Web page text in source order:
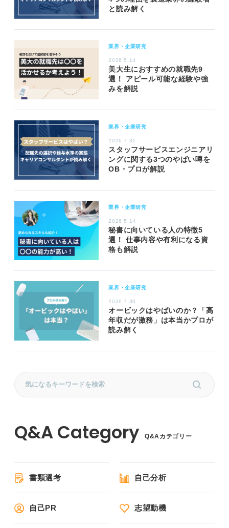
と読み解く
業界・企業研究
2026.5.14
美大生におすすめの就職先9
選！ アピール可能な経験や強
みを解説
業界・企業研究
2026.7.31
スタッフサービスエンジニアリ
ングに関する3つのやばい噂を
OB・プロが解説
業界・企業研究
2026.5.14
秘書に向いている人の特徴5
選！ 仕事内容や有利になる資
格も解説
業界・企業研究
2026.7.30
オービックはやばいのか？「高
年収だが激務」は本当かプロが
読み解く
Q&Aカテゴリー
書類選考 自己分析
自己PR 志望動機